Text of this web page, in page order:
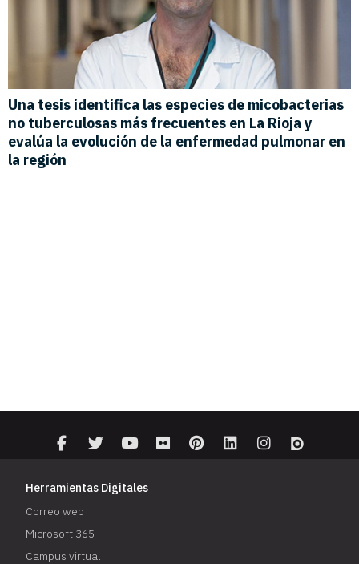
Herramientas Digitales
Correo web
Microsoft 365
Campus virtual